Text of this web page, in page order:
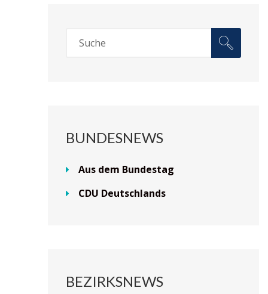
BUNDESNEWS
Aus dem Bundestag
CDU Deutschlands
BEZIRKSNEWS